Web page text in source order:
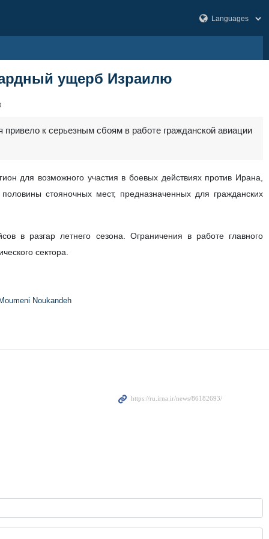
ущерб Израилю
к серьезным сбоям в работе гражданской авиации
для возможного участия в боевых действиях против Ирана,
стояночных мест, предназначенных для гражданских
в разгар летнего сезона. Ограничения в работе главного
сектора.
Noukandeh